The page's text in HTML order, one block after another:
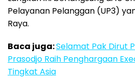
Pelayanan Pelanggan (UP3)
Raya.
Baca juga:Selamat Pak Dirut
Prasodjo Raih Penghargaan
Tingkat Asia